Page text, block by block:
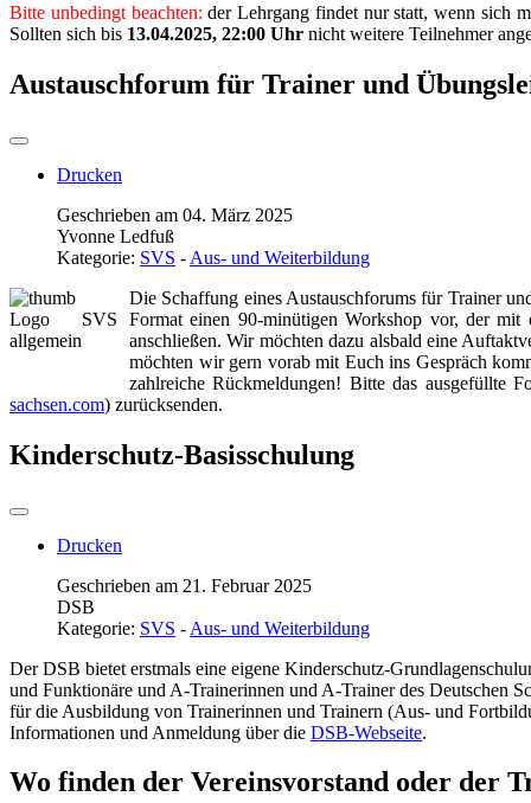
Bitte unbedingt beachten:der Lehrgang findet nur statt, wenn sich
Sollten sich bis 13.04.2025, 22:00 Uhr nicht weitere Teilnehmer
Austauschforum für Trainer und
Drucken
Geschrieben am 04. März 2025
Yvonne Ledfuß
Kategorie: SVS - Aus- und Weiterbildung
Die Schaffung eines Austauschforums für Trainer
Format einen 90-minütigen Workshop vor, der mit
anschließen. Wir möchten dazu alsbald eine
möchten wir gern vorab mit Euch ins Gespräch
zahlreiche Rückmeldungen! Bitte das ausgefüllte
sachsen.com) zurücksenden.
Kinderschutz-Basisschulung
Drucken
Geschrieben am 21. Februar 2025
DSB
Kategorie: SVS - Aus- und Weiterbildung
Der DSB bietet erstmals eine eigene Kinderschutz-
und Funktionäre und A-Trainerinnen und A-Trainer des Deutschen
für die Ausbildung von Trainerinnen und Trainern (Aus- und
Informationen und Anmeldung über die DSB-Webseite.
Wo finden der Vereinsvorstand oder der